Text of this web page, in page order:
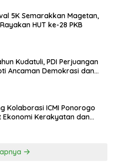
5K Semarakkan Magetan,
HUT ke-28 PKB
Kudatuli, PDI Perjuangan
Ancaman Demokrasi dan
Kolaborasi ICMI Ponorogo
Ekonomi Kerakyatan dan